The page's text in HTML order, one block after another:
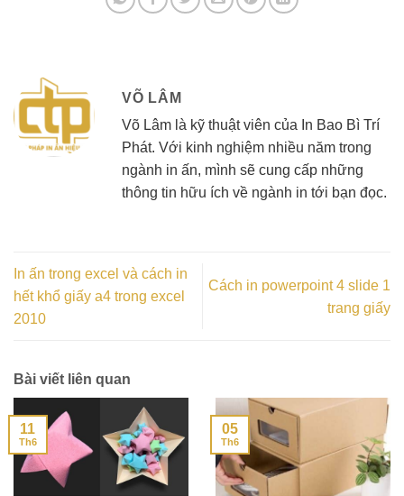
VÕ LÂM
Võ Lâm là kỹ thuật viên của In Bao Bì Trí
Phát. Với kinh nghiệm nhiều năm trong
ngành in ấn, mình sẽ cung cấp những
thông tin hữu ích về ngành in tới bạn đọc.
In ấn trong excel và cách in
hết khổ giấy a4 trong excel
2010
Cách in powerpoint 4 slide 1
trang giấy
Bài viết liên quan
11
Th6
05
Th6